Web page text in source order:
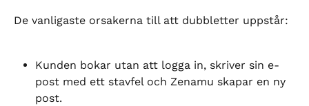
De vanligaste orsakerna till att dubbletter uppstår:
Kunden bokar utan att logga in, skriver sin e-
post med ett stavfel och Zenamu skapar en ny
post.